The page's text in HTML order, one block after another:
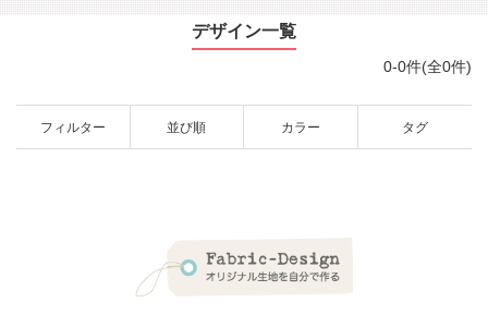
デザイン一覧
0-0件(全0件)
フィルター 並び順 カラー タグ